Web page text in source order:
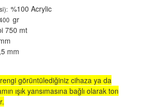
%100 Acrylic
gr
750 mt
mm
görüntülediğiniz cihaza ya da
ışık yansımasına bağlı olarak ton